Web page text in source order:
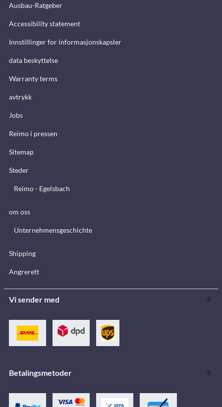
Ausbau-Ratgeber
Accessibility statement
Innstillinger for informasjonskapsler
data beskyttelse
Warranty terms
avtrykk
Jobs
Reimo i pressen
Sitemap
Steder
Reimo - Egelsbach
om oss
Unternehmensgeschichte
Shipping
Angrerett
Vi sender med
Betalingsmetoder